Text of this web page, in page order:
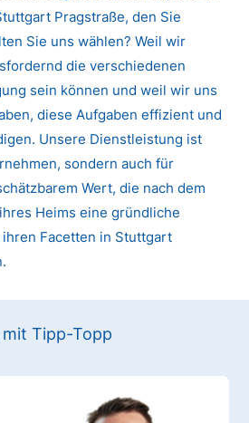
Pragstraße, den Sie
Sie uns wählen? Weil wir
die verschiedenen
sein können und weil wir uns
diese Aufgaben effizient und
Unsere Dienstleistung ist
sondern auch für
Wert, die nach dem
Heims eine gründliche
Facetten in Stuttgart
Tipp-Topp